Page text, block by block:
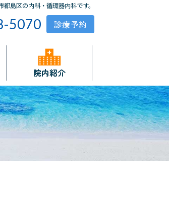
島区の内科・循環器内科です。
5070
院内紹介